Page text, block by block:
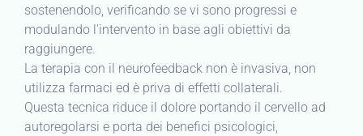
sostenendolo, verificando se vi sono progressi e
modulando l’intervento in base agli obiettivi da
raggiungere.
La terapia con il neurofeedback non è invasiva, non
utilizza farmaci ed è priva di effetti collaterali.
Questa tecnica riduce il dolore portando il cervello ad
autoregolarsi e porta dei benefici psicologici,